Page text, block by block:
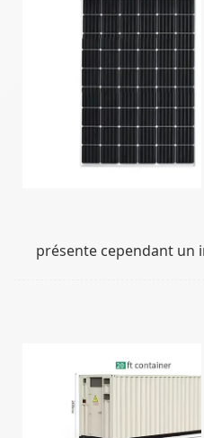
présente cependant un